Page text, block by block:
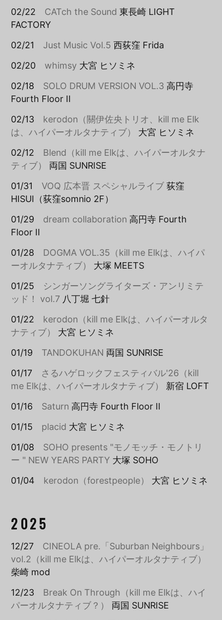
02/22 CATch the Sound 東長崎 LIGHT
FACTORY
02/21 Just Music Vol.5 西荻窪 Frida
02/20 whimsy 大宮 ヒソミネ
02/18 SOLO DRUM VERSION VOL.3 高円寺
Fourth Floor II
02/13 kerodon（關伊佐央トリオ、kill me Elk
は、ハイパーオルタナティブ）
大宮 ヒソミネ
02/12 Blend（kill me Elkは、ハイパーオルタナ
ティブ）
両国 SUNRISE
01/31VOQ 広本晋 スペシャルライブ 荻窪
HISUI（荻窪somnio 2F）
01/29 dream collaboration 高円寺 Fourth
Floor II
01/28 DOGMA VOL.35（kill me Elkは、ハイパ
ーオルタナティブ）
大塚 MEETS
01/25 シンガーソングライターズ・アンリミテ
ッド！ vol.7 八丁堀 七針
01/22 kerodon（kill me Elkは、ハイパーオルタ
ナティブ）
大宮 ヒソミネ
01/19 TANDOKUHAN 両国 SUNRISE
01/17 さるハゲロックフェスティバル'26（kill
me Elkは、ハイパーオルタナティブ）
新宿 LOFT
01/16 Saturn 高円寺 Fourth Floor II
01/15 placid 大宮 ヒソミネ
01/08 SOHO presents "モノモッチ・モノトリ
ー " NEW YEARS PARTY 大塚 SOHO
01/04 kerodon（forestpeople） 大宮 ヒソミネ
2025
12/27 CINEOLA pre.「Suburban Neighbours」
vol.2（kill me Elkは、ハイパーオルタナティブ）
柴崎 mod
12/23 Break On Through（kill me Elkは、ハイ
パーオルタナティブ？）
両国 SUNRISE